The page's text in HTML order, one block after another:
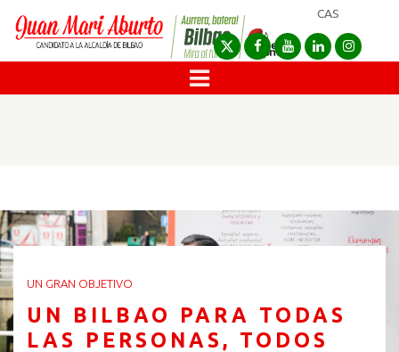
CAS
UN GRAN OBJETIVO
UN BILBAO PARA TODAS
LAS PERSONAS, TODOS